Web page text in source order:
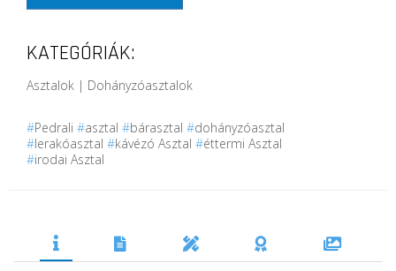
KATEGÓRIÁK:
Asztalok | Dohányzóasztalok
#Pedrali #asztal #bárasztal #dohányzóasztal
#lerakóasztal #kávézó Asztal #éttermi Asztal
#irodai Asztal